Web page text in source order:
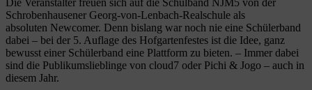
Die Veranstalter freuen sich auf die Schulband NJM5 von der
Schrobenhausener Georg-von-Lenbach-Realschule als
absoluten Newcomer. Denn bislang war noch nie eine Schülerband
dabei – bei der 5. Auflage des Hofgartenfestes ist die Idee, ganz
bewusst einer Schülerband eine Plattform zu bieten. – Immer dabei
sind die Publikumslieblinge von cloud7 oder Pichi & Jogo – auch in
diesem Jahr.